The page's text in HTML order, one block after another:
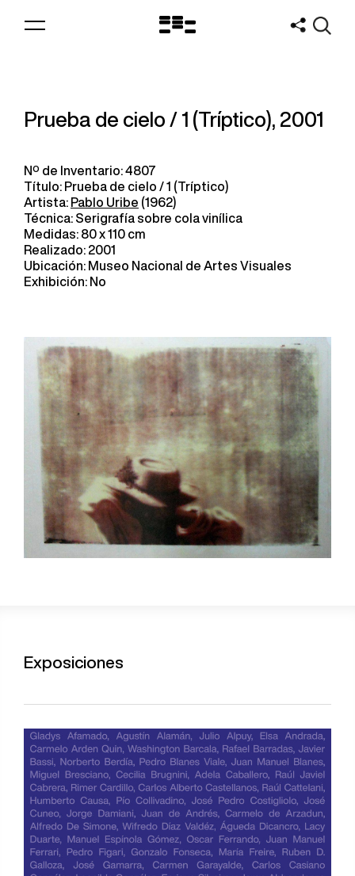
Logo
Prueba de cielo / 1 (Tríptico), 2001
Nº de Inventario: 4807
Título: Prueba de cielo / 1 (Tríptico)
Artista: Pablo Uribe (1962)
Técnica: Serigrafía sobre cola vinílica
Medidas: 80 x 110 cm
Realizado: 2001
Ubicación: Museo Nacional de Artes Visuales
Exhibición: No
Exposiciones